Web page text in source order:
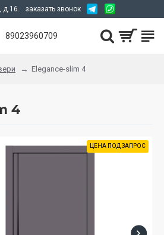
д.16. заказать звонок
89023960709
Elegance-slim 4
4
ЦЕНА ПОД ЗАПРОС